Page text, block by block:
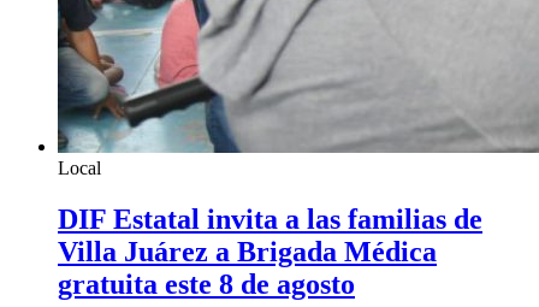
Local
DIF Estatal invita a las familias de
Villa Juárez a Brigada Médica
gratuita este 8 de agosto